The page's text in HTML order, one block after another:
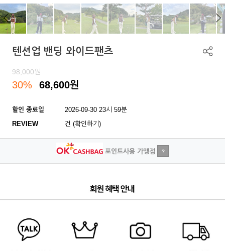
텐션업 밴딩 와이드팬츠
98,000원
30% 68,600원
할인 종료일
2026-09-30 23시 59분
REVIEW
건 (확인하기)
포인트사용 가맹점 ?